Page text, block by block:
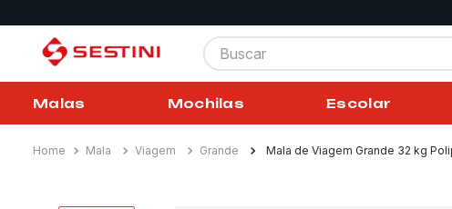
Buscar
Malas Mochilas Escolar
Mala Viagem Grande Mala de Viagem Grande 32 kg